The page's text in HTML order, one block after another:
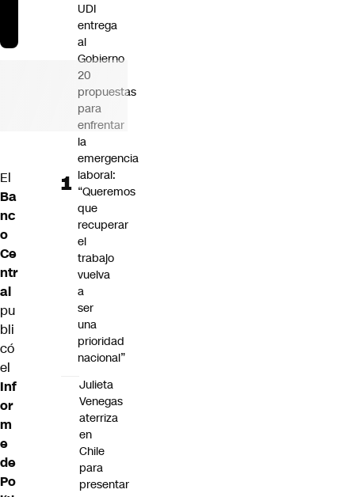
El
Ba
nc
o
Ce
ntr
al
pu
bli
có
el
Inf
or
m
e
de
Po
UDI
entrega
al
Gobierno
20
propuestas
para
enfrentar
la
emergencia
laboral:
“Queremos
que
recuperar
el
trabajo
vuelva
a
ser
una
prioridad
nacional”
Julieta
Venegas
aterriza
en
Chile
para
presentar